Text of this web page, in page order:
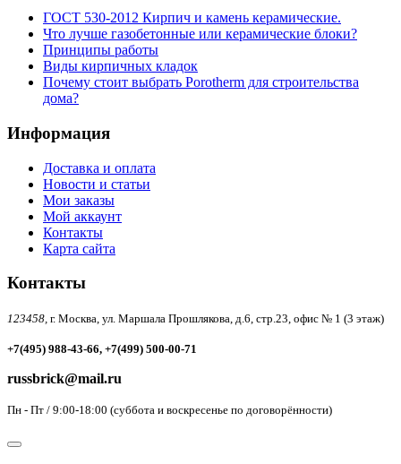
ГОСТ 530-2012 Кирпич и камень керамические.
Что лучше газобетонные или керамические блоки?
Принципы работы
Виды кирпичных кладок
Почему стоит выбрать Porotherm для строительства
дома?
Информация
Доставка и оплата
Новости и статьи
Мои заказы
Мой аккаунт
Контакты
Карта сайта
Контакты
123458, г. Москва, ул. Маршала Прошлякова, д.6, стр.23, офис № 1 (3 этаж)
+7(495) 988-43-66, +7(499) 500-00-71
russbrick@mail.ru
Пн - Пт / 9:00-18:00 (суббота и воскресенье по договорённости)